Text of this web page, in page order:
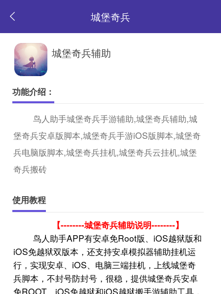
城堡奇兵
返
页
城堡奇兵辅助
功能介绍：
鸟人助手城堡奇兵手游辅助,城堡奇兵辅助,城
堡奇兵安卓版脚本,城堡奇兵手游iOS版脚本,城堡奇
兵电脑版脚本,城堡奇兵挂机,城堡奇兵云挂机,城堡
奇兵搬砖
使用教程
【--------城堡奇兵辅助说明--------】
鸟人助手APP有安卓免Root版、 iOS越狱版和
iOS免越狱双版本，还支持安卓模拟器辅助挂机运
行，实现安卓、 iOS、电脑三端挂机，上线城堡奇
兵脚本，不封号防封号，很稳，提供城堡奇兵安卓
免ROOT、 iOS免越狱和iOS越狱搬手游辅助工具，